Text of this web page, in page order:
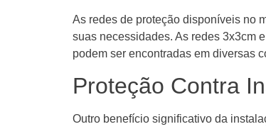
As redes de proteção disponíveis no
suas necessidades. As redes 3x3cm
podem ser encontradas em diversas
Proteção Contra
Outro benefício significativo da